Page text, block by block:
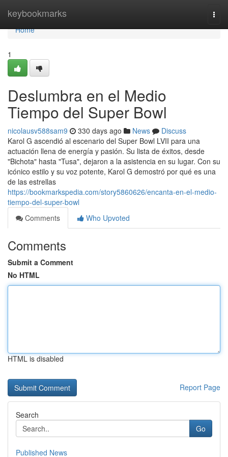
keybookmarks
Home
Home
1
Deslumbra en el Medio
Tiempo del Super Bowl
nicolausv588sam9 330 days ago News
Discuss
Karol G ascendió al escenario del Super Bowl LVII para una
actuación llena de energía y pasión. Su lista de éxitos, desde
"Bichota" hasta "Tusa", dejaron a la asistencia en su lugar. Con su
icónico estilo y su voz potente, Karol G demostró por qué es una
de las estrellas
https://bookmarkspedia.com/story5860626/encanta-en-el-medio-
tiempo-del-super-bowl
Comments
Who Upvoted
Comments
Submit a Comment
No HTML
HTML is disabled
Report Page
Search
Go
Published News